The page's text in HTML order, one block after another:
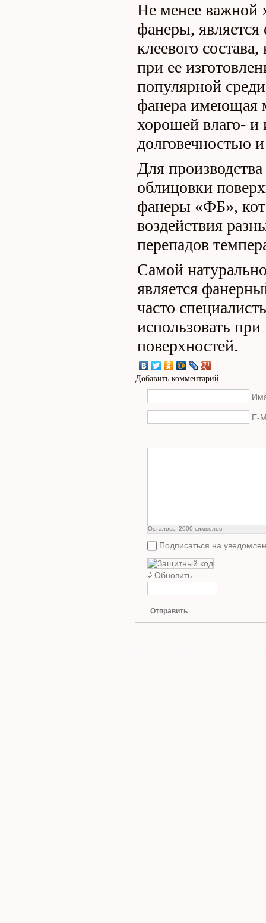
Не менее важной
фанеры, является
клеевого
при ее
популярной среди
фанера имеющая
хорошей влаго- и
долговечностью
Для
облицовки
фанеры «ФБ»,
воздействия
перепадов
Самой
является
часто
использовать
поверхностей.
Добавить комментарий
E-
Осталось: 2000 символов
Подписаться на
Обновить
Отправить